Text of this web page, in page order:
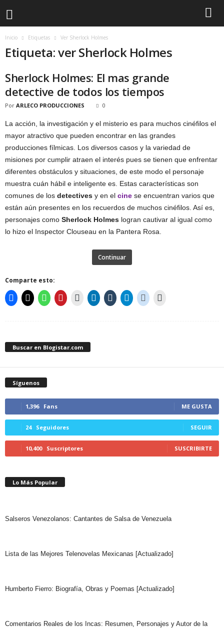
Inicio Etiquetas Ver Sherlock Holmes
Etiqueta: ver Sherlock Holmes
Sherlock Holmes: El mas grande
detective de todos los tiempos
Por ARLECO PRODUCCIONES 0
La acción, la investigación y el misterio es para muchos cinéfilos el
mayor atractivo que pueden encontrar en las grandes
producciones fílmicas. Los diversos casos y la variedad de
misiones por cumplir atraen el interés pues se tienen que enfrentar
diferentes obstáculos y situaciones, de este modo el personaje
muestra cuán hábil e inteligente es. Estas características son
comunes de los detectives y en el cine se encuentran varios que
están aún presentes en los recuerdos de muchos cinéfilos. Así es,
personajes como Sherlock Holmes logran cautivar al igual como
lo hizo el Inspector Clouseau en la Pantera Rosa.
Continuar
Comparte esto:
Buscar en Blogistar.com
Síguenos
1,396 Fans ME GUSTA
24 Seguidores SEGUIR
10,400 Suscriptores SUSCRIBIRTE
Lo Más Popular
Salseros Venezolanos: Cantantes de Salsa de Venezuela
Lista de las Mejores Telenovelas Mexicanas [Actualizado]
Humberto Fierro: Biografía, Obras y Poemas [Actualizado]
Comentarios Reales de los Incas: Resumen, Personajes y Autor de la